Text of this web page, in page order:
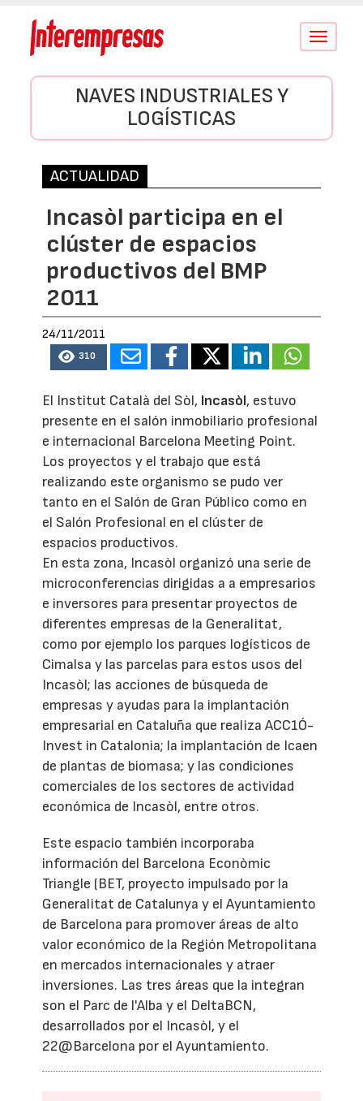
Conmutar
NAVES INDUSTRIALES Y
LOGÍSTICAS
ACTUALIDAD
Incasòl participa en el
clúster de espacios
productivos del BMP
2011
24/11/2011
310
El Institut Català del Sòl, Incasòl, estuvo
presente en el salón inmobiliario profesional
e internacional Barcelona Meeting Point.
Los proyectos y el trabajo que está
realizando este organismo se pudo ver
tanto en el Salón de Gran Público como en
el Salón Profesional en el clúster de
espacios productivos.
En esta zona, Incasòl organizó una serie de
microconferencias dirigidas a a empresarios
e inversores para presentar proyectos de
diferentes empresas de la Generalitat,
como por ejemplo los parques logísticos de
Cimalsa y las parcelas para estos usos del
Incasòl; las acciones de búsqueda de
empresas y ayudas para la implantación
empresarial en Cataluña que realiza ACC1Ó-
Invest in Catalonia; la implantación de Icaen
de plantas de biomasa; y las condiciones
comerciales de los sectores de actividad
económica de Incasòl, entre otros.
Este espacio también incorporaba
información del Barcelona Econòmic
Triangle (BET, proyecto impulsado por la
Generalitat de Catalunya y el Ayuntamiento
de Barcelona para promover áreas de alto
valor económico de la Región Metropolitana
en mercados internacionales y atraer
inversiones. Las tres áreas que la integran
son el Parc de l'Alba y el DeltaBCN,
desarrollados por el Incasòl, y el
22@Barcelona por el Ayuntamiento.